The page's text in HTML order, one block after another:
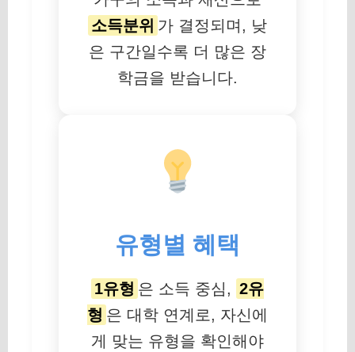
소득분위 가 결정되며, 낮
은 구간일수록 더 많은 장
학금을 받습니다.
유형별 혜택
1유형 은 소득 중심, 2유
형 은 대학 연계로, 자신에
게 맞는 유형을 확인해야